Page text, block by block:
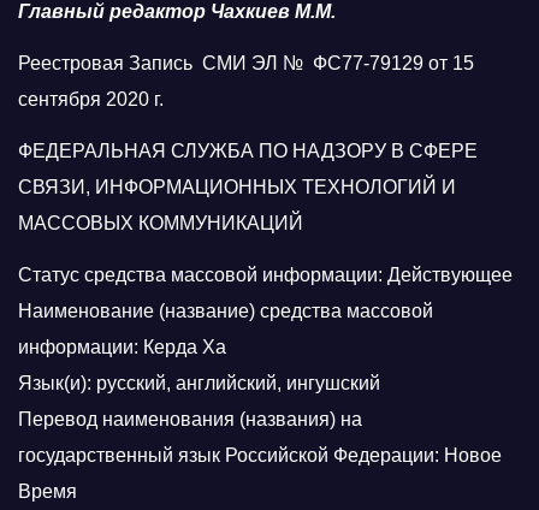
Главный редактор Чахкиев М.М.
Реестровая Запись СМИ ЭЛ № ФС77-79129 от 15
сентября 2020 г.
ФЕДЕРАЛЬНАЯ СЛУЖБА ПО НАДЗОРУ В СФЕРЕ
СВЯЗИ, ИНФОРМАЦИОННЫХ ТЕХНОЛОГИЙ И
МАССОВЫХ КОММУНИКАЦИЙ
Статус средства массовой информации: Действующее
Наименование (название) средства массовой
информации: Керда Ха
Язык(и): русский, английский, ингушский
Перевод наименования (названия) на
государственный язык Российской Федерации: Новое
Время